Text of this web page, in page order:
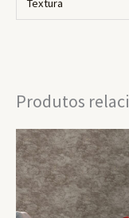
Textura
Produtos